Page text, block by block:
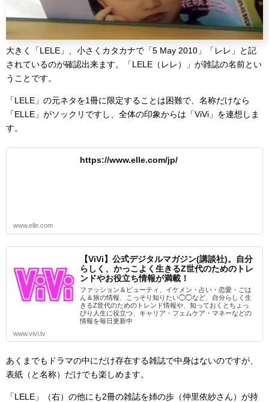
大きく「LELE」、小さくカタカナで「5 May 2010」「レレ」と記
されているのが確認出来ます。「LELE（レレ）」が雑誌の名前とい
うことです。
「LELE 」の元ネタを1冊に限定することは困難で、名称だけなら
「ELLE」がソックリですし、全体の印象からは「ViVi」を連想しま
す。
https://www.elle.com/jp/
www.elle.com
【ViVi】公式デジタルマガジン(講談社)。自分
らしく、かっこよく生きるZ世代のためのトレ
ンドやお役立ち情報が満載！
ファッション＆ビューティ、イケメン・占い・恋愛・ごは
ん＆旅の情報、こっそり知りたい◯◯など、自分らしく生
きるZ世代のためのトレンド情報や、知っておくとちょっ
ぴり人生に役立つ、キャリア・フェムケア・マネーなどの
情報を毎日更新中
www.vivi.tv
あくまでもドラマの中にだけ存在する雑誌で中身はないのですが、
表紙（と名称）だけでも楽しめます。
「LELE 」（右）の他にも2冊の雑誌を姉の歩（仲里依紗さん）が持